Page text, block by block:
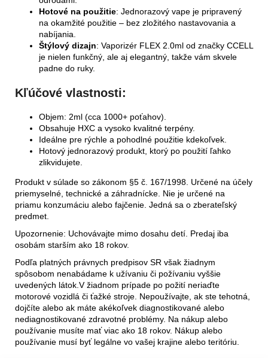
Hotové na použitie: Jednorazový vape je pripravený
na okamžité použitie – bez zložitého nastavovania a
nabíjania.
Štýlový dizajn: Vaporizér FLEX 2.0ml od značky CCELL
je nielen funkčný, ale aj elegantný, takže vám skvele
padne do ruky.
Kľúčové vlastnosti:
Objem: 2ml (cca 1000+ poťahov).
Obsahuje HXC a vysoko kvalitné terpény.
Ideálne pre rýchle a pohodlné použitie kdekoľvek.
Hotový jednorazový produkt, ktorý po použití ľahko
zlikvidujete.
Produkt v súlade so zákonom §5 č. 167/1998. Určené na účely
priemyselné, technické a záhradnícke. Nie je určené na
priamu konzumáciu alebo fajčenie. Jedná sa o zberateľský
predmet.
Upozornenie: Uchovávajte mimo dosahu detí. Predaj iba
osobám starším ako 18 rokov.
Podľa platných právnych predpisov SR však žiadnym
spôsobom nenabádame k užívaniu či požívaniu vyššie
uvedených látok.V žiadnom prípade po požití neriaďte
motorové vozidlá či ťažké stroje. Nepoužívajte, ak ste tehotná,
dojčíte alebo ak máte akékoľvek diagnostikované alebo
nediagnostikované zdravotné problémy. Na nákup alebo
používanie musíte mať viac ako 18 rokov. Nákup alebo
používanie musí byť legálne vo vašej krajine alebo teritóriu.